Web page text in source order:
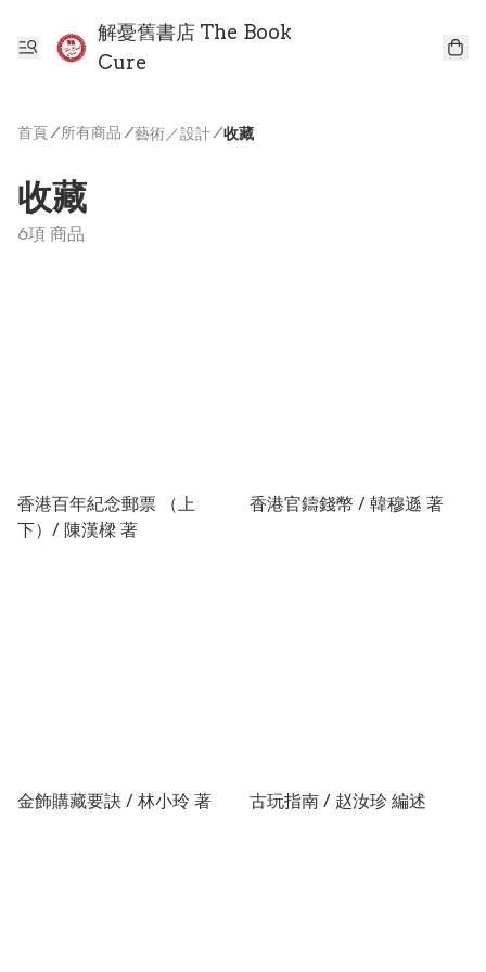
解憂舊書店 The Book
Cure
首頁/ 所有商品 /藝術／設計/收藏
收藏
6項 商品
香港百年紀念郵票 （上
下）/ 陳漢樑 著
香港官鑄錢幣 / 韓穆遜 著
金飾購藏要訣 / 林小玲 著 古玩指南 / 赵汝珍 編述